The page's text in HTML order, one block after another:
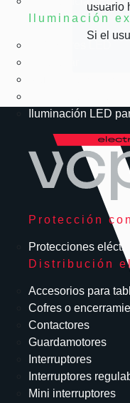
usuario
Si el
Iluminación
Iluminación LED
Protección
Protecciones
Distribución
Accesorios para
Cofres o
Contactores
Guardamotores
Interruptores
Interruptores
Mini interruptores